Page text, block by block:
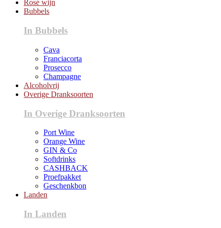
Rosé wijn
Bubbels
In Bubbels
Cava
Franciacorta
Prosecco
Champagne
Alcoholvrij
Overige Dranksoorten
In Overige Dranksoorten
Port Wine
Orange Wine
GIN & Co
Softdrinks
CASHBACK
Proefpakket
Geschenkbon
Landen
In Landen